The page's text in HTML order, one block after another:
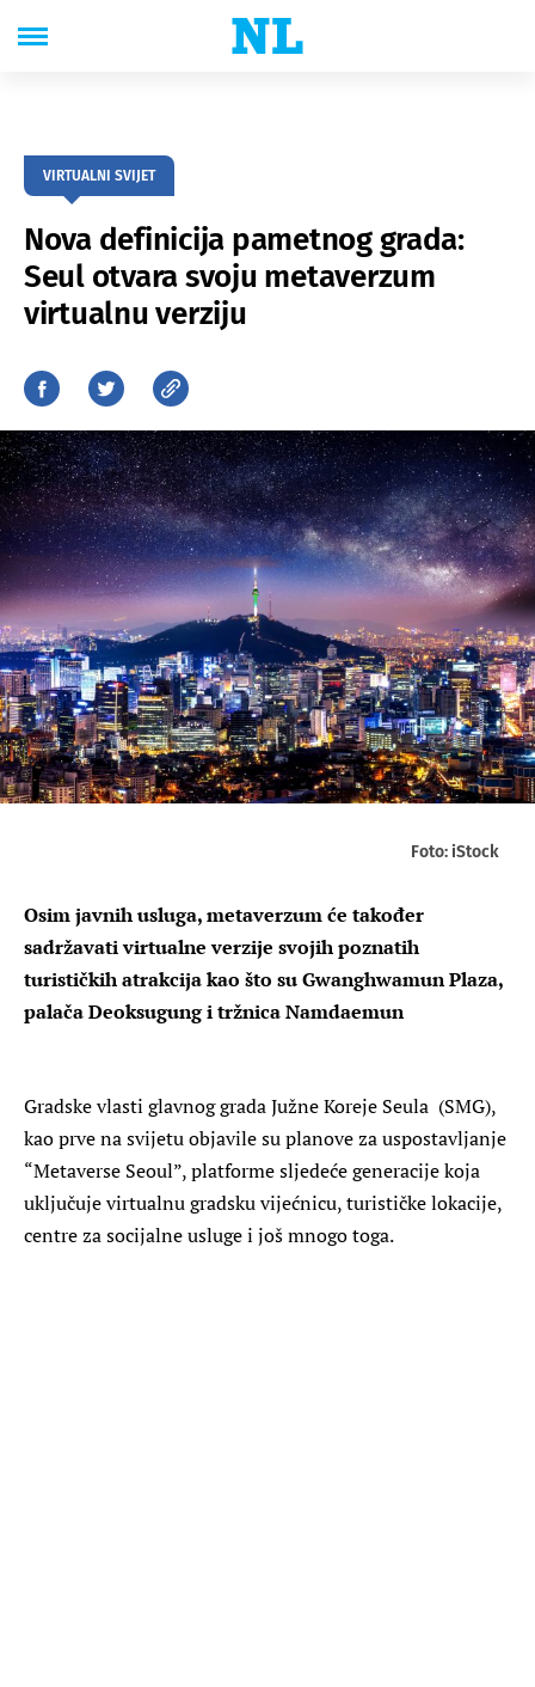
VIRTUALNI SVIJET
Nova definicija pametnog grada:
Seul otvara svoju metaverzum
virtualnu verziju
Foto: iStock
Osim javnih usluga, metaverzum će također
sadržavati virtualne verzije svojih poznatih
turističkih atrakcija kao što su Gwanghwamun Plaza,
palača Deoksugung i tržnica Namdaemun
Gradske vlasti glavnog grada Južne Koreje Seula (SMG),
kao prve na svijetu objavile su planove za uspostavljanje
“Metaverse Seoul”, platforme sljedeće generacije koja
uključuje virtualnu gradsku vijećnicu, turističke lokacije,
centre za socijalne usluge i još mnogo toga.